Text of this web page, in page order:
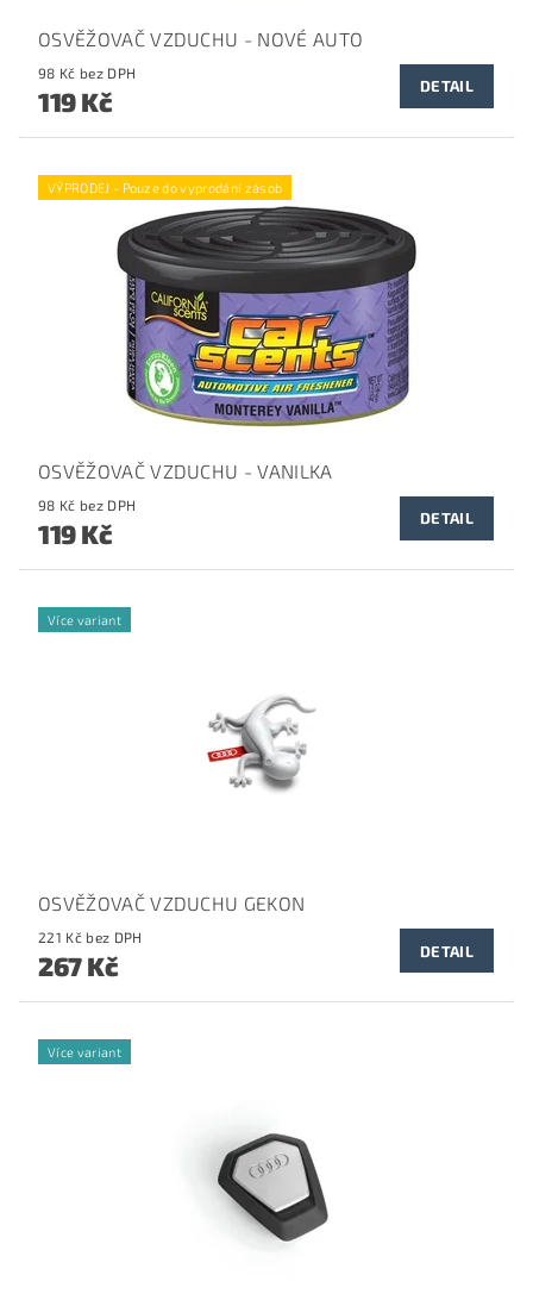
OSVĚŽOVAČ VZDUCHU - NOVÉ AUTO
98 Kč bez DPH
119 Kč DETAIL
VÝPRODEJ - Pouze do vyprodání zásob
OSVĚŽOVAČ VZDUCHU - VANILKA
98 Kč bez DPH
119 Kč DETAIL
Více variant
OSVĚŽOVAČ VZDUCHU GEKON
221 Kč bez DPH
267 Kč DETAIL
Více variant